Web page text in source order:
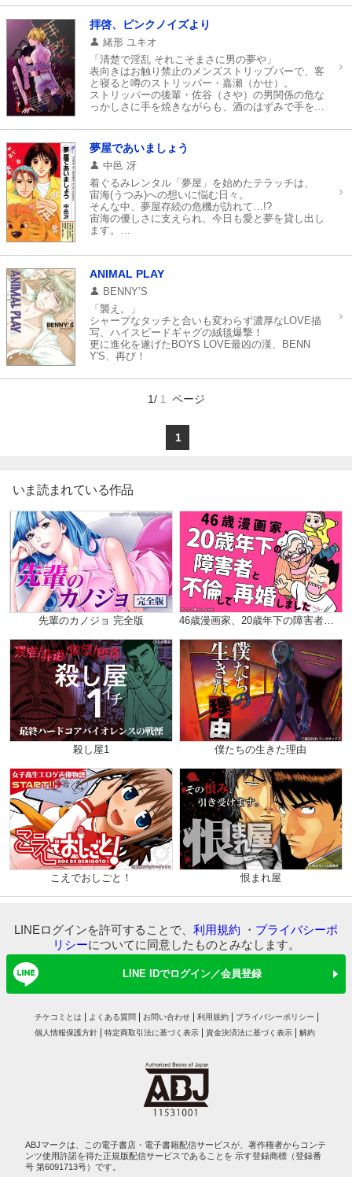
う。
だが敬愛する父王に忠告され、再び会うことも叶わ
ないまま数年がたったある夜。
青年になったバルドが、偶然発見したボロ小屋を開
けようとすると、中から甘い香りが…！？
そこには成長して美しくなったマヤが幽閉されてい
た。
国の期待を背負ったαと死ぬ為に育てられた奴隷Ω
の、禁断の恋が今始まる―――…！！
拝啓、ピンクノイズより
緒形 ユキオ
「清楚で淫乱 それこそまさに男の夢や」
表向きはお触り禁止のメンズストリップバーで、客
と寝ると噂のストリッパー・嘉瀬（かせ）。
ストリッパーの後輩・佐谷（さや）の男関係の危な
っかしさに手を焼きながらも、酒のはずみで手を出
ストリッパー×ストリッパー、ストリッパー×客(年
下後輩)、客×ストリッパー（幼なじみ）、裏方×オ
ーナー兼バーテンダー…
メンズストリップバー「ピンクノイズ」で働く面々
と、それを取り巻く人々の話をボリュームたっぷり
でお届け！
Web掲載された番外編4コマ『拝啓、ピンクノイズ
の舞台裏より』も収録した完全版！
夢屋であいましょう
中邑 冴
着ぐるみレンタル「夢屋」を始めたテラッチは、
宙海(うつみ)への想いに悩む日々。
そんな中、夢屋存続の危機が訪れて…!?
宙海の優しさに支えられ、今日も愛と夢を貸し出し
ます。
録!
ANIMAL PLAY
BENNY’S
「襲え。」
シャープなタッチと合いも変わらず濃厚なLOVE描
写、ハイスピードギャグの絨毯爆撃！
更に進化を遂げたBOYS LOVE最凶の漢、BENN
Y'S、再び！
1/ 1 ページ
1
いま読まれている作品
先輩のカノジョ 完全版 46歳漫画家、20歳年下の障害者と不倫して再婚しました。（分冊版）
殺し屋1 僕たちの生きた理由
こえでおしごと！ 恨まれ屋
LINEログインを許可することで、 利用規約 ・ プライバシーポ
リシーについてに同意したものとみなします。
LINE IDでログイン／会員登録
チケコミとは よくある質問 お問い合わせ 利用規約
プライバシーポリシー
個人情報保護方針
特定商取引法に基づく表示 資金決済法に基づく表示 解約
ABJマークは、この電子書店・電子書籍配信サービスが、著作権者からコンテ
ンツ使用許諾を得た正規版配信サービスであることを 示す登録商標（登録番
号 第6091713号）です。